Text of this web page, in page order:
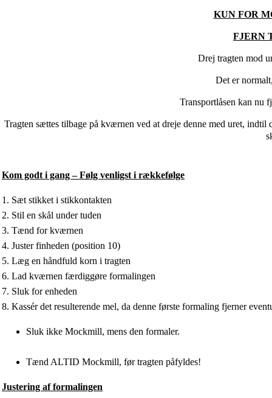
KUN FOR
FJERN
Drej tragten mod
Det er
Transportlåsen kan nu
Tragten sættes tilbage på kværnen ved at dreje denne med uret,
Kom godt i gang – Følg venligst i rækkefølge
1. Sæt stikket i stikkontakten
2. Stil en skål under tuden
3. Tænd for kværnen
4. Juster finheden (position 10)
5. Læg en håndfuld korn i tragten
6. Lad kværnen færdiggøre formalingen
7. Sluk for enheden
8. Kassér det resulterende mel, da denne første formaling fjerner
Sluk ikke Mockmill, mens den formaler.
Tænd ALTID Mockmill, før tragten påfyldes!
Justering af formalingen